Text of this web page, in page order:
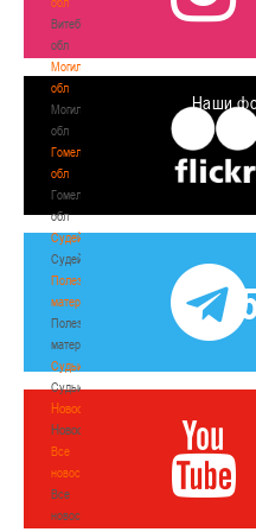
Витебская
обл
Могилевская
обл
Могилевская
обл
Гомельская
обл
Гомельская
обл
Судейство
Судейство
Полезные
материалы
Полезные
материалы
Судьи
Судьи
Новости
Новости
Все
новости
Все
новости
Наши